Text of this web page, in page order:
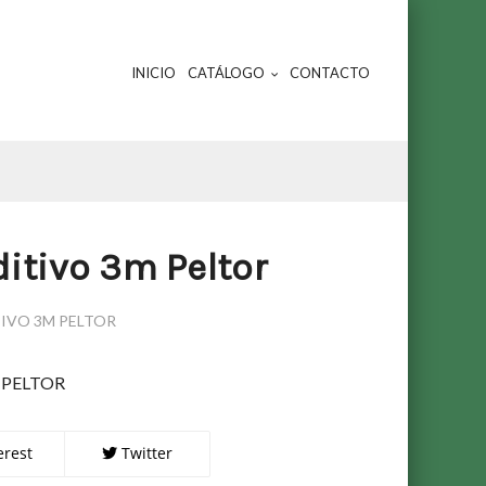
INICIO CATÁLOGO CONTACTO
3m Peltor
3M PELTOR
Twitter